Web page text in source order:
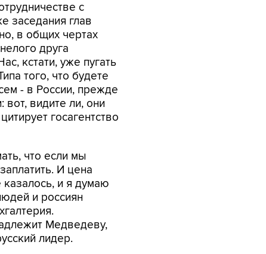
с
заседания глав
в общих чертах
друга
кстати, уже пугать
того, что будете
- в России, прежде
вот, видите ли, они
госагентство
что если мы
И цена
и я думаю
и россиян
Медведеву,
лидер.